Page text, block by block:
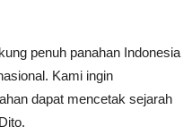
penuh panahan Indonesia
Kami ingin
dapat mencetak sejarah